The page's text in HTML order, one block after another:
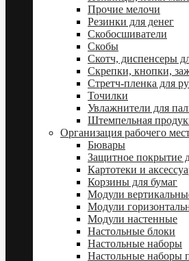
Прочие мелочи
Резинки для денег
Скобосшиватели
Скобы
Скотч, диспенсеры
Скрепки, кнопки,
Стретч-пленка для
Точилки
Увлажнители для
Штемпельная
Организация рабочего
Бювары
Защитное покрытие
Картотеки и
Корзины для бумаг
Модули
Модули
Модули настенные
Настольные блоки
Настольные наборы
Настольные наборы